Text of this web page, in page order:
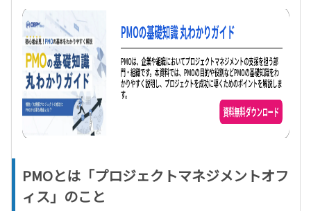
PMOとは「プロジェクトマネジメントオフ
ィス」のこと